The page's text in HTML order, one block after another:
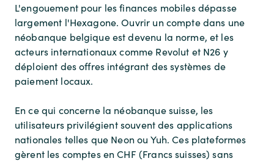
L'engouement pour les finances mobiles dépasse
largement l'Hexagone. Ouvrir un compte dans une
néobanque belgique est devenu la norme, et les
acteurs internationaux comme Revolut et N26 y
déploient des offres intégrant des systèmes de
paiement locaux.
En ce qui concerne la néobanque suisse, les
utilisateurs privilégient souvent des applications
nationales telles que Neon ou Yuh. Ces plateformes
gèrent les comptes en CHF (Francs suisses) sans